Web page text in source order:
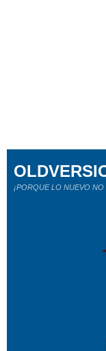
¡PORQUE LO NUEVO